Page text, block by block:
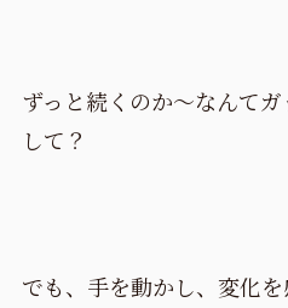
ずっと続くのか～なんて
して？
でも、手を動かし、変化を